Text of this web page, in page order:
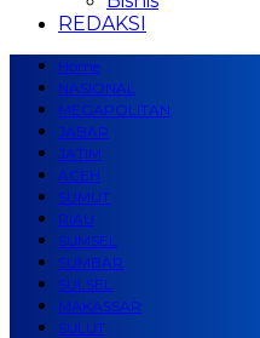
REDAKSI
Home
NASIONAL
MEGAPOLITAN
JABAR
JATIM
ACEH
SUMUT
RIAU
SUMSEL
SUMBAR
SULSEL
MAKASSAR
SULUT